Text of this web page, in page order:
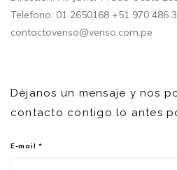
Telefono: 01 2650168 +51 970 486
contactovenso@venso.com.pe
Déjanos un mensaje y nos
contacto contigo lo antes
E-mail*